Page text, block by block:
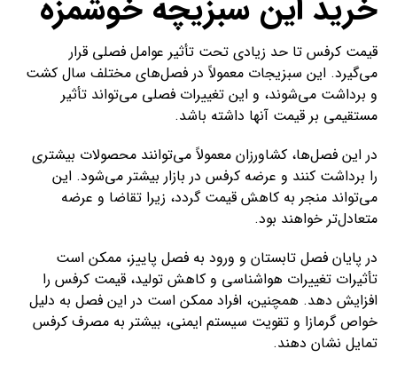
خرید این سبزیچه خوشمزه
قیمت کرفس تا حد زیادی تحت تأثیر عوامل فصلی قرار
می‌گیرد. این سبزیجات معمولاً در فصل‌های مختلف سال کشت
و برداشت می‌شوند، و این تغییرات فصلی می‌تواند تأثیر
مستقیمی بر قیمت آنها داشته باشد.
در این فصل‌ها، کشاورزان معمولاً می‌توانند محصولات بیشتری
را برداشت کنند و عرضه کرفس در بازار بیشتر می‌شود. این
می‌تواند منجر به کاهش قیمت گردد، زیرا تقاضا و عرضه
متعادل‌تر خواهند بود.
در پایان فصل تابستان و ورود به فصل پاییز، ممکن است
تأثیرات تغییرات هواشناسی و کاهش تولید، قیمت کرفس را
افزایش دهد. همچنین، افراد ممکن است در این فصل به دلیل
خواص گرمازا و تقویت سیستم ایمنی، بیشتر به مصرف کرفس
تمایل نشان دهند.